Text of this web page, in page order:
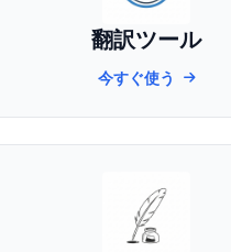
翻訳ツール
今すぐ使う